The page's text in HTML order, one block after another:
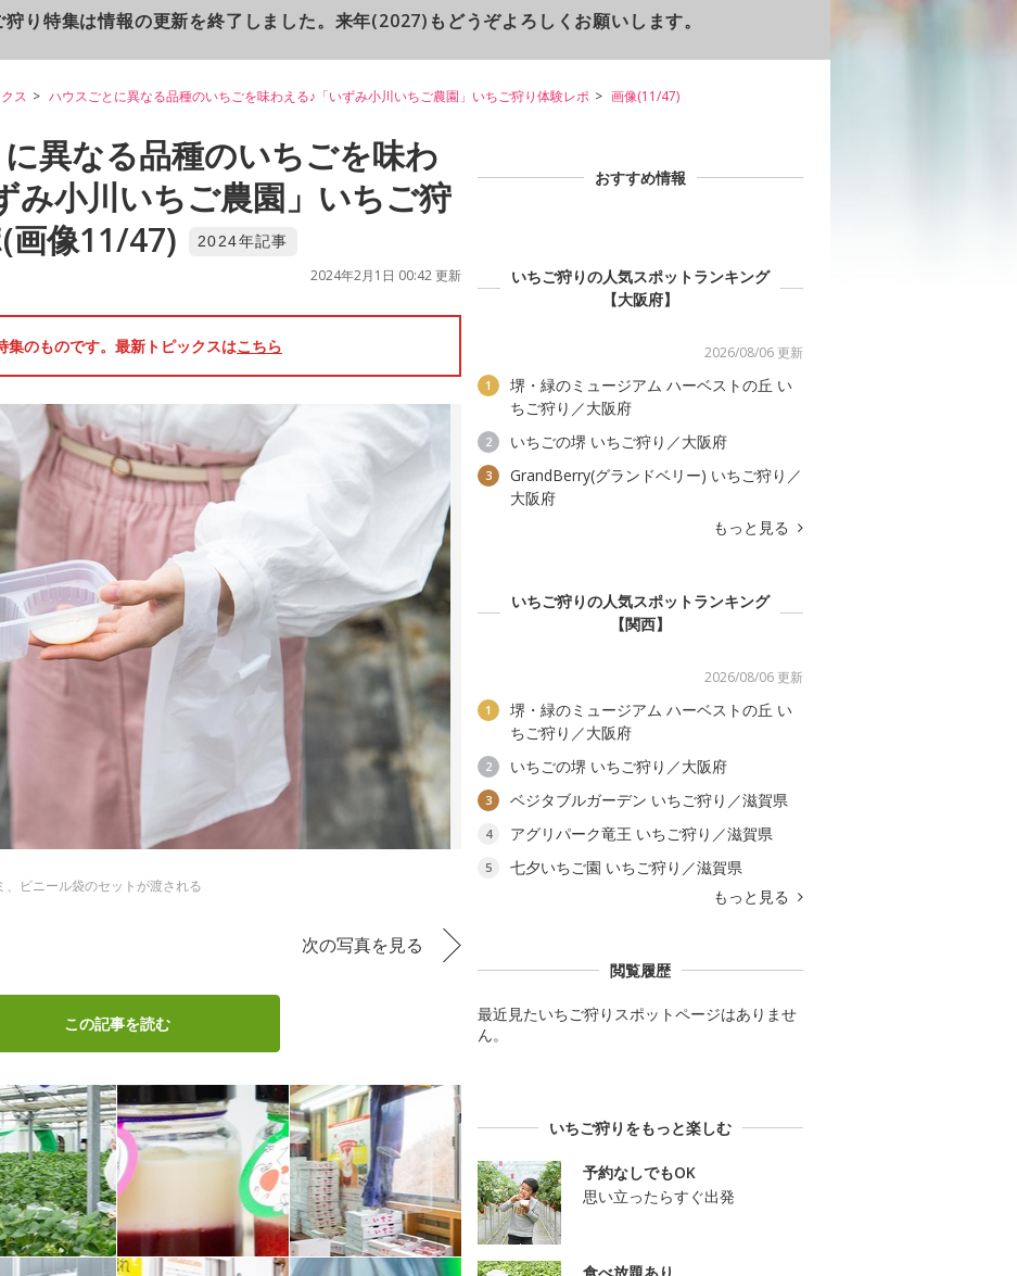
り特集は情報の更新を終了しました。来年(2027)もどうぞよろしくお願いします。
ス ハウスごとに異なる品種のいちごを味わえる♪「いずみ小川いちご農園」いちご狩り体験レポ 画像(11/47)
異なる品種のいちごを味わ
み小川いちご農園」いちご狩
画像11/47)
2024年記事
2024年2月1日 00:42 更新
集のものです。最新トピックスはこちら
ビニール袋のセットが渡される
次の写真を見る
この記事を読む
おすすめ情報
いちご狩りの人気スポットランキング
【大阪府】
2026/08/06 更新
1
堺・緑のミュージアム ハーベストの丘 い
ちご狩り／大阪府
2 いちごの堺 いちご狩り／大阪府
3
GrandBerry(グランドベリー) いちご狩り／
大阪府
もっと見る
いちご狩りの人気スポットランキング
【関西】
2026/08/06 更新
1
堺・緑のミュージアム ハーベストの丘 い
ちご狩り／大阪府
2 いちごの堺 いちご狩り／大阪府
3 ベジタブルガーデン いちご狩り／滋賀県
4 アグリパーク竜王 いちご狩り／滋賀県
5
七夕いちご園 いちご狩り／滋賀県
もっと見る
閲覧履歴
最近見たいちご狩りスポットページはありませ
ん。
いちご狩りをもっと楽しむ
予約なしでもOK
思い立ったらすぐ出発